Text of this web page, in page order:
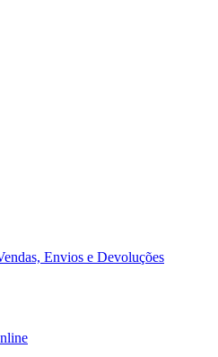
Envios e Devoluções